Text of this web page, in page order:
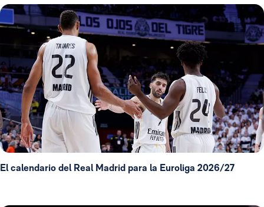
El calendario del Real Madrid para la Euroliga 2026/27